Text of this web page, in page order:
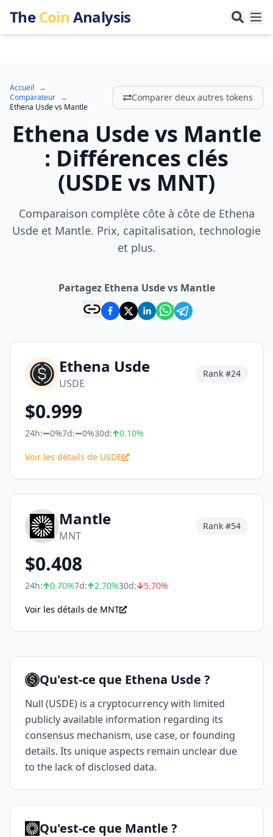
TheCoin Analysis
Accueil
→
Comparateur →
Ethena Usdevs Mantle
Comparer deux autres tokens
Ethena Usde vs Mantle
: Différences clés
(USDE vs MNT)
Comparaison complète côte à côte de Ethena
Usde et Mantle. Prix, capitalisation, technologie
et plus.
Partagez Ethena Usde vs Mantle
Ethena Usde
USDE
Rank #24
$0.999
24h: 0%7d: 0%30d: 0.10%
Voir les détails de USDE
Mantle
MNT
Rank #54
$0.408
24h: 0.70%7d: 2.70%30d: 5.70%
Voir les détails de MNT
Qu'est-ce que Ethena Usde ?
Null (USDE) is a cryptocurrency with limited
publicly available information regarding its
consensus mechanism, use case, or founding
details. Its unique aspects remain unclear due
to the lack of disclosed data.
Qu'est-ce que Mantle ?